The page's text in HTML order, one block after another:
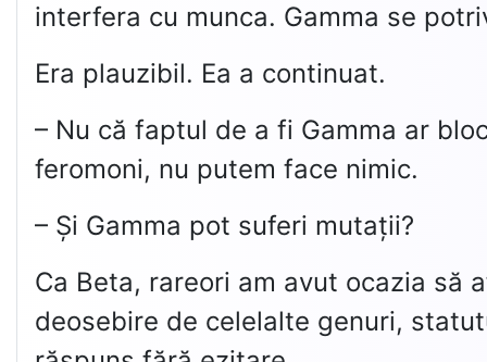
interfera cu munca. Gamma se
Era plauzibil. Ea a continuat.
– Nu că faptul de a fi Gamma ar
feromoni, nu putem face nimic.
– Și Gamma pot suferi mutații?
Ca Beta, rareori am avut ocazia să
deosebire de celelalte genuri,